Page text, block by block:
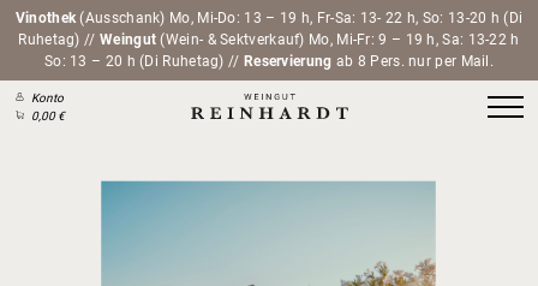
Vinothek(Ausschank) Mo, Mi-Do: 13 – 19 h, Fr-Sa: 13- 22 h, So: 13-20 h (Di
Ruhetag) // Weingut (Wein- & Sektverkauf) Mo, Mi-Fr: 9 – 19 h, Sa: 13-22 h
So: 13 – 20 h (Di Ruhetag) // Reservierung ab 8 Pers. nur per Mail.
Konto
0,00 €